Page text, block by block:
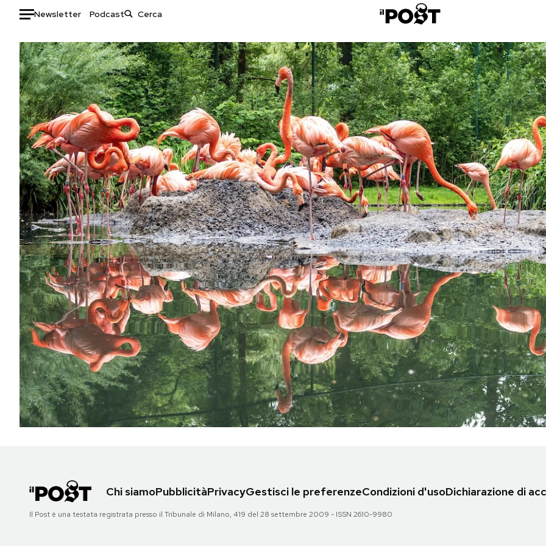
Newsletter Podcast
Auto
HOME
Italia
Mondo
Politica
Tecnologia
Internet
Scienza
Cultura
Economia
Sport
Moda
Libri
Consumismi
Storie/Idee
Ok Boomer!
Media
Europa
Altrecose
Mondiali calcio 2026
PODCAST
NEWSLETTER
I MIEI PREFERITI
SHOP
AREA PERSONALEChi siamoPubblicitàPrivacyGestisci le preferenzeCondizioni d'usoDichiarazione di
Il Post è una testata registrata presso il Tribunale di Milano, 419 del 28 settembre 2009 - ISSN 2610-9980